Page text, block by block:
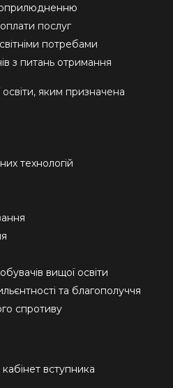
оприлюдненню
послуг
потребами
з питань отримання
яким призначена
технологій
вищої освіти
та благополуччя
спротиву
вступника